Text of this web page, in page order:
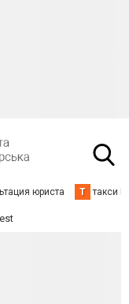
юриста Т такси